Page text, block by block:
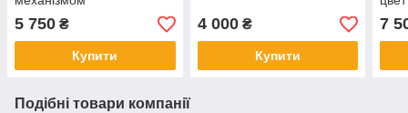
5 750 ₴
Купити
4 000₴
Купити
7
Подібні товари компанії